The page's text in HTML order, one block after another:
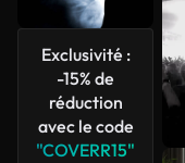
Exclusivité :
-15% de
réduction
avec le code
"COVERR15"